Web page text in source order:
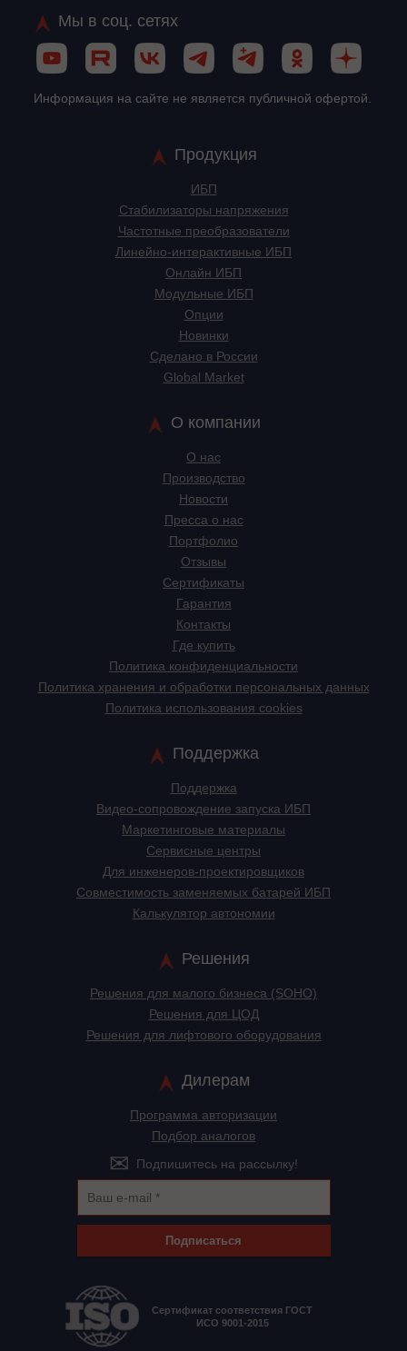
Мы в соц. сетях
Информация на сайте не является публичной офертой.
Продукция
ИБП
Стабилизаторы напряжения
Частотные преобразователи
Линейно-интерактивные ИБП
Онлайн ИБП
Модульные ИБП
Опции
Новинки
Сделано в России
Global Market
О компании
О нас
Производство
Новости
Пресса о нас
Портфолио
Отзывы
Сертификаты
Гарантия
Контакты
Где купить
Политика конфиденциальности
Политика хранения и обработки персональных данных
Политика использования cookies
Поддержка
Поддержка
Видео-сопровождение запуска ИБП
Маркетинговые материалы
Сервисные центры
Для инженеров-проектировщиков
Cовместимость заменяемых батарей ИБП
Калькулятор автономии
Решения
Решения для малого бизнеса (SOHO)
Решения для ЦОД
Решения для лифтового оборудования
Дилерам
Программа авторизации
Подбор аналогов
Подпишитесь на рассылку!
Подписаться
Сертификат соответствия ГОСТ
ИСО 9001-2015